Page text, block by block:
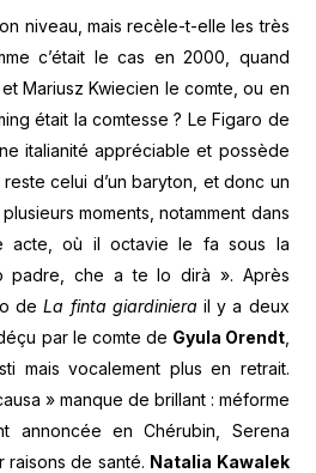
niveau, mais recèle-t-elle les très
c’était le cas en 2000, quand
Mariusz Kwiecien le comte, ou en
était la comtesse ? Le Figaro de
italianité appréciable et possède
celui d’un baryton, et donc un
moments, notamment dans
acte, où il octavie le fa sous la
padre, che a te lo dirà ». Après
deLa finta giardinierail y a deux
par le comte de Gyula Orendt,
mais vocalement plus en retrait.
» manque de brillant : méforme
annoncée en Chérubin, Serena
raisons de santé. Natalia Kawalek